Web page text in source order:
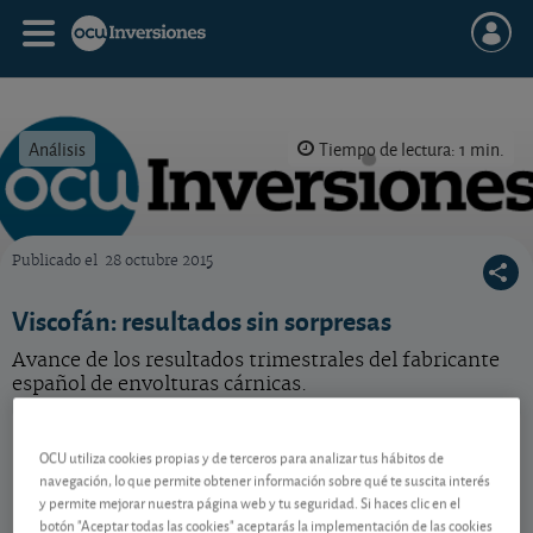
Análisis Tiempo de lectura: 1 min.
Publicado el 28 octubre 2015
Viscofán: resultados sin sorpresas
Avance de los resultados trimestrales del fabricante
español de envolturas cárnicas.
ES0184262212
07/08/2026 Madrid
0,7 EUR (1,23 %)
OCU utiliza cookies propias y de terceros para analizar tus hábitos de
navegación, lo que permite obtener información sobre qué te suscita interés
y permite mejorar nuestra página web y tu seguridad. Si haces clic en el
botón "Aceptar todas las cookies" aceptarás la implementación de las cookies